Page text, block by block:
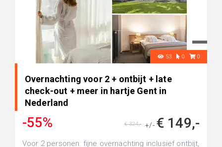
53 0 0
Overnachting voor 2 + ontbijt + late
check-out + meer in hartje Gent in
Nederland
-55% +/- € 149,-
€ 324,-
Voor 2 personen: fijne overnachting inclusief ontbijt,